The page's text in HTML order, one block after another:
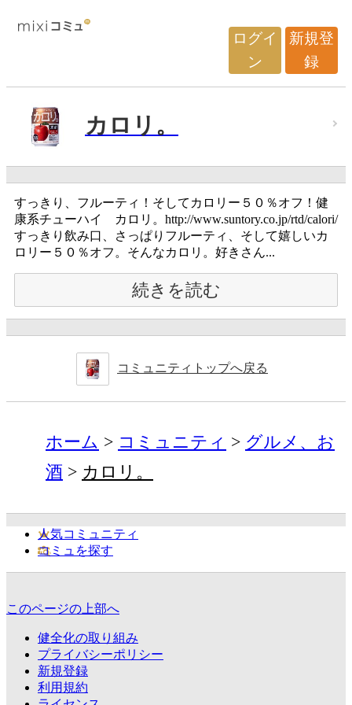
ログイ
ン
新規登
録
カロリ。
すっきり、フルーティ！そしてカロリー５０％オフ！健
康系チューハイ カロリ。http://www.suntory.co.jp/rtd/calori/
すっきり飲み口、さっぱりフルーティ、そして嬉しいカ
ロリー５０％オフ。そんなカロリ。好きさん...
続きを読む
コミュニティトップへ戻る
ホーム コミュニティ
グルメ、お
酒
カロリ。
人気コミュニティ
コミュを探す
このページの上部へ
健全化の取り組み
プライバシーポリシー
新規登録
利用規約